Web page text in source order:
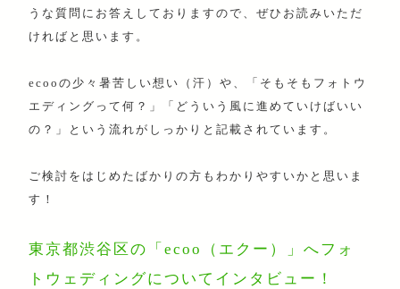
うな質問にお答えしておりますので、ぜひお読みいただ
ければと思います。
ecooの少々暑苦しい想い（汗）や、「そもそもフォトウ
エディングって何？」「どういう風に進めていけばいい
の？」という流れがしっかりと記載されています。
ご検討をはじめたばかりの方もわかりやすいかと思いま
す！
東京都渋谷区の「ecoo（エクー）」へフォ
トウェディングについてインタビュー！